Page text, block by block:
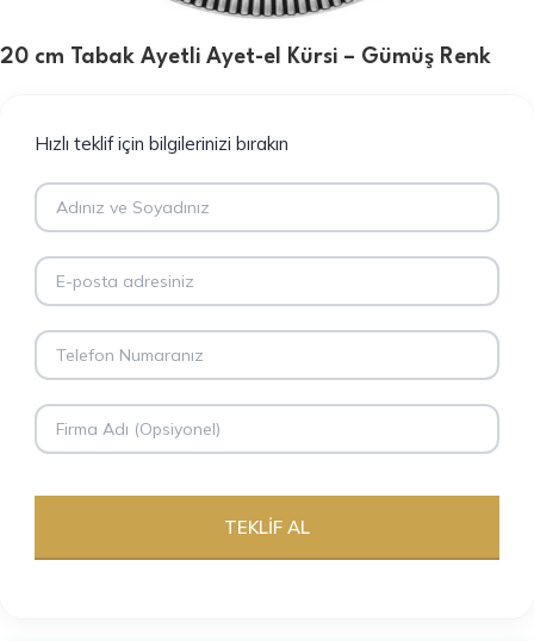
20 cm Tabak Ayetli Ayet-el Kürsi – Gümüş Renk
Hızlı teklif için bilgilerinizi bırakın